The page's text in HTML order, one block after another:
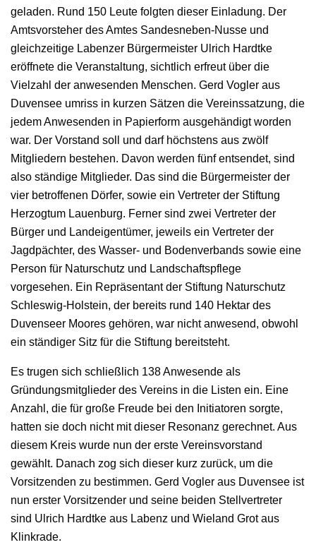
geladen. Rund 150 Leute folgten dieser Einladung. Der
Amtsvorsteher des Amtes Sandesneben-Nusse und
gleichzeitige Labenzer Bürgermeister Ulrich Hardtke
eröffnete die Veranstaltung, sichtlich erfreut über die
Vielzahl der anwesenden Menschen. Gerd Vogler aus
Duvensee umriss in kurzen Sätzen die Vereinssatzung, die
jedem Anwesenden in Papierform ausgehändigt worden
war. Der Vorstand soll und darf höchstens aus zwölf
Mitgliedern bestehen. Davon werden fünf entsendet, sind
also ständige Mitglieder. Das sind die Bürgermeister der
vier betroffenen Dörfer, sowie ein Vertreter der Stiftung
Herzogtum Lauenburg. Ferner sind zwei Vertreter der
Bürger und Landeigentümer, jeweils ein Vertreter der
Jagdpächter, des Wasser- und Bodenverbands sowie eine
Person für Naturschutz und Landschaftspflege
vorgesehen. Ein Repräsentant der Stiftung Naturschutz
Schleswig-Holstein, der bereits rund 140 Hektar des
Duvenseer Moores gehören, war nicht anwesend, obwohl
ein ständiger Sitz für die Stiftung bereitsteht.
Es trugen sich schließlich 138 Anwesende als
Gründungsmitglieder des Vereins in die Listen ein. Eine
Anzahl, die für große Freude bei den Initiatoren sorgte,
hatten sie doch nicht mit dieser Resonanz gerechnet. Aus
diesem Kreis wurde nun der erste Vereinsvorstand
gewählt. Danach zog sich dieser kurz zurück, um die
Vorsitzenden zu bestimmen. Gerd Vogler aus Duvensee ist
nun erster Vorsitzender und seine beiden Stellvertreter
sind Ulrich Hardtke aus Labenz und Wieland Grot aus
Klinkrade.